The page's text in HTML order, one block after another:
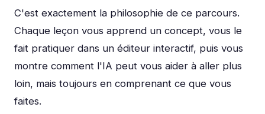
C'est exactement la philosophie de ce parcours.
Chaque leçon vous apprend un concept, vous le
fait pratiquer dans un éditeur interactif, puis vous
montre comment l'IA peut vous aider à aller plus
loin, mais toujours en comprenant ce que vous
faites.